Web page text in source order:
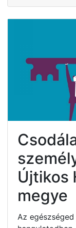
Újtikos
megye
Az